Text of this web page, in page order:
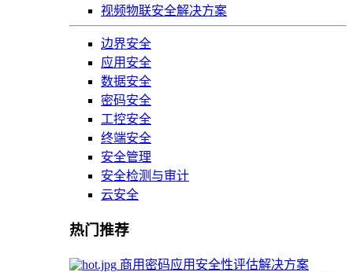
视频物联安全解决方案
边界安全
应用安全
数据安全
密码安全
工控安全
终端安全
安全管理
安全检测与审计
云安全
热门推荐
商用密码应用安全性评估解决方案